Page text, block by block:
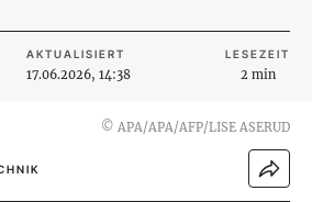
AKTUALISIERT
17.06.2026, 14:38
LESEZEIT
2 min
© APA/APA/AFP/LISE ASERUD